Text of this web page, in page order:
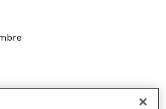
pour obtenir un nombre